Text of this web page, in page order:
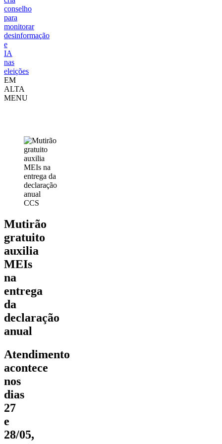
conselho
para
monitorar
desinformação
e
IA
nas
eleições
EM
ALTA
MENU
CCS
Mutirão
gratuito
auxilia
MEIs
na
entrega
da
declaração
anual
Atendimento
acontece
nos
dias
27
e
28/05,